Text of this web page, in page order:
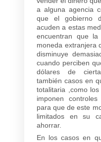
a alguna agencia
que el gobierno
acuden a estas
encuentran que
moneda extranjera
disminuye
cuando perciben
dólares de
también casos en
totalitaria ,como los
imponen
para que de este
limitados en su
ahorrar.
En los casos en